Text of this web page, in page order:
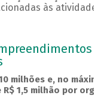
às atividades
milhões e, no máximo,
1,5 milhão por